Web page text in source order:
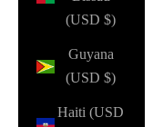
(USD $)
Guyana
(USD $)
Haiti (USD